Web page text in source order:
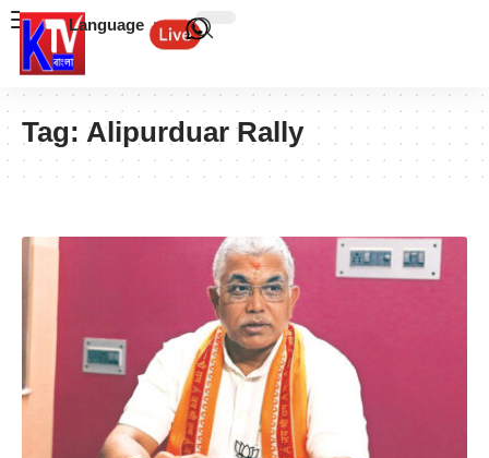
Language
Tag: Alipurduar Rally